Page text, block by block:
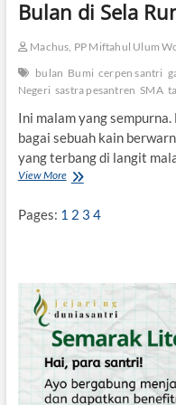
Bulan di Sela
Machus, PP Miftahul Ulum
bulan Bumi cerpen santri
Negeri sastra pesantren SMA
Ini malam yang
bagai sebuah kain
yang terbang di langit
View MoreB
a
e
l
a
R
u
m
Pages: 1 2 3 4